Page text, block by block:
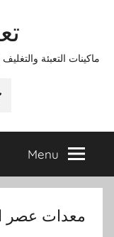
ماكينات التعبئة والتغليف 01211116954 – 01211116956 – 01211116958
Menu
معدات عصر